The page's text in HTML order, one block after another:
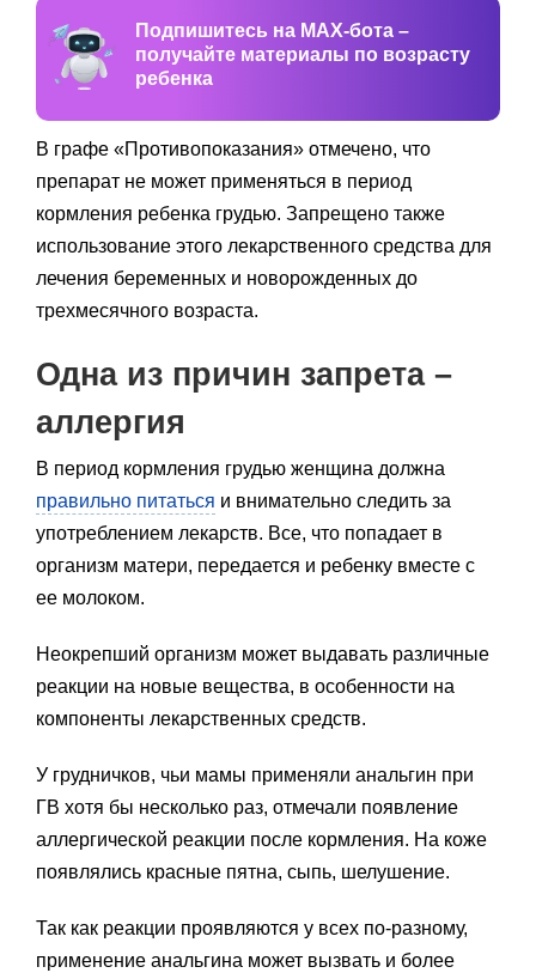
Подпишитесь на MAX-бота –
получайте материалы по возрасту
ребенка
В графе «Противопоказания» отмечено, что
препарат не может применяться в период
кормления ребенка грудью. Запрещено также
использование этого лекарственного средства для
лечения беременных и новорожденных до
трехмесячного возраста.
Одна из причин запрета –
аллергия
В период кормления грудью женщина должна
правильно питаться и внимательно следить за
употреблением лекарств. Все, что попадает в
организм матери, передается и ребенку вместе с
ее молоком.
Неокрепший организм может выдавать различные
реакции на новые вещества, в особенности на
компоненты лекарственных средств.
У грудничков, чьи мамы применяли анальгин при
ГВ хотя бы несколько раз, отмечали появление
аллергической реакции после кормления. На коже
появлялись красные пятна, сыпь, шелушение.
Так как реакции проявляются у всех по-разному,
применение анальгина может вызвать и более